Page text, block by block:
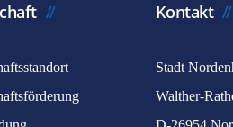
Kontakt
Stadt
Walther-